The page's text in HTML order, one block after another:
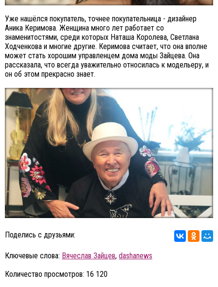
Уже нашёлся покупатель, точнее покупательница - дизайнер
Аника Керимова. Женщина много лет работает со
знаменитостями, среди которых Наташа Королева, Светлана
Ходченкова и многие другие. Керимова считает, что она вполне
может стать хорошим управленцем дома моды Зайцева. Она
рассказала, что всегда уважительно относилась к модельеру, и
он об этом прекрасно знает.
Поделись с друзьями:
Ключевые слова: Вячеслав Зайцев, dashanews
Количество просмотров: 16 120